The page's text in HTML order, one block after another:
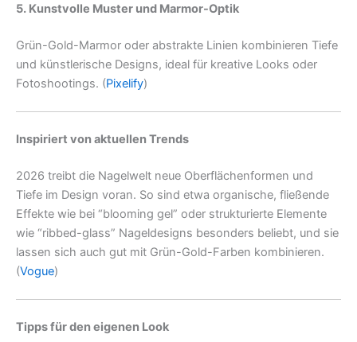
5. Kunstvolle Muster und Marmor-Optik
Grün-Gold-Marmor oder abstrakte Linien kombinieren Tiefe
und künstlerische Designs, ideal für kreative Looks oder
Fotoshootings. (Pixelify)
Inspiriert von aktuellen Trends
2026 treibt die Nagelwelt neue Oberflächenformen und
Tiefe im Design voran. So sind etwa organische, fließende
Effekte wie bei “blooming gel” oder strukturierte Elemente
wie “ribbed-glass” Nageldesigns besonders beliebt, und sie
lassen sich auch gut mit Grün-Gold-Farben kombinieren.
(Vogue)
Tipps für den eigenen Look